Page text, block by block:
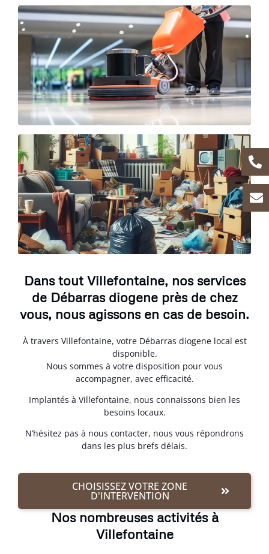
Dans tout Villefontaine, nos services
de Débarras diogene près de chez
vous, nous agissons en cas de besoin.
À travers Villefontaine, votre Débarras diogene local est
disponible.
Nous sommes à votre disposition pour vous
accompagner, avec efficacité.
Implantés à Villefontaine, nous connaissons bien les
besoins locaux.
N’hésitez pas à nous contacter, nous vous répondrons
dans les plus brefs délais.
CHOISISSEZ VOTRE ZONE
D'INTERVENTION
Nos nombreuses activités à
Villefontaine